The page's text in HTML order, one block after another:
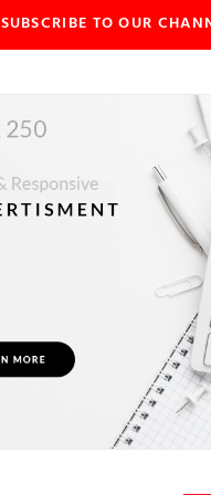
SUBSCRIBE TO OUR